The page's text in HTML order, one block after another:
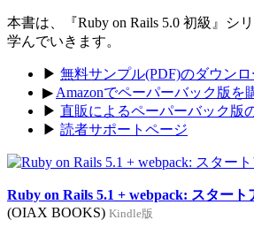
本書は、『Ruby on Rails 5.0 初級』シ
学んでいきます。
▶ 無料サンプル(PDF)のダウンロ
▶ Amazonでペーパーバック版を
▶ 直販によるペーパーバック版
▶ 読者サポートページ
Ruby on Rails 5.1 + webpack: スタート
(OIAX BOOKS) Kindle版